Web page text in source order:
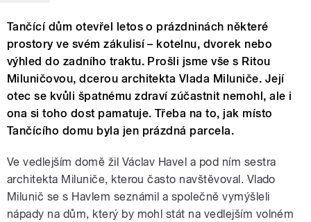
Tančící dům otevřel letos o prázdninách některé
prostory ve svém zákulisí – kotelnu, dvorek nebo
výhled do zadního traktu. Prošli jsme vše s Ritou
Miluničovou, dcerou architekta Vlada Miluniče. Její
otec se kvůli špatnému zdraví zúčastnit nemohl, ale i
ona si toho dost pamatuje. Třeba na to, jak místo
Tančícího domu byla jen prázdná parcela.
Ve vedlejším domě žil Václav Havel a pod ním sestra
architekta Miluniče, kterou často navštěvoval. Vlado
Milunič se s Havlem seznámil a společně vymýšleli
nápady na dům, který by mohl stát na vedlejším volném